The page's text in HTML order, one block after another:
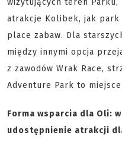
wizytujących teren Parku,
atrakcje Kolibek, jak park
place zabaw. Dla
między innymi opcja
z zawodów Wrak Race,
Adventure Park to miejsce
Forma wsparcia dla Oli:
udostępnienie atrakcji